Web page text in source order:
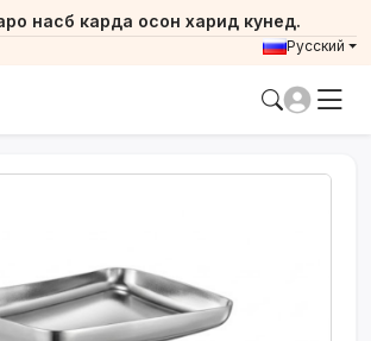
насб карда осон харид кунед.
Русский